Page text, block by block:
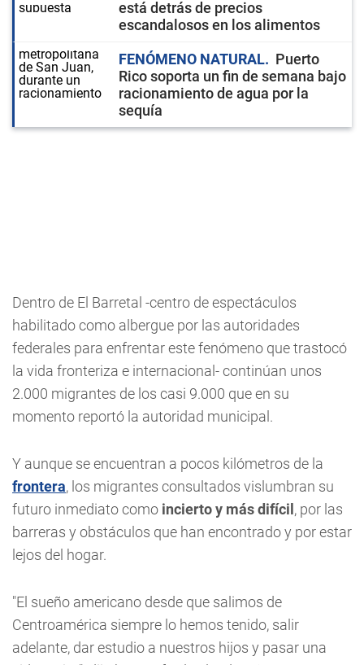
está detrás de precios
escandalosos en los alimentos
FENÓMENO NATURAL
Puerto
Rico soporta un fin de semana bajo
racionamiento de agua por la
sequía
Dentro de El Barretal -centro de espectáculos
habilitado como albergue por las autoridades
federales para enfrentar este fenómeno que trastocó
la vida fronteriza e internacional- continúan unos
2.000 migrantes de los casi 9.000 que en su
momento reportó la autoridad municipal.
Y aunque se encuentran a pocos kilómetros de la
frontera, los migrantes consultados vislumbran su
futuro inmediato como incierto y más difícil , por las
barreras y obstáculos que han encontrado y por estar
lejos del hogar.
"El sueño americano desde que salimos de
Centroamérica siempre lo hemos tenido, salir
adelante, dar estudio a nuestros hijos y pasar una